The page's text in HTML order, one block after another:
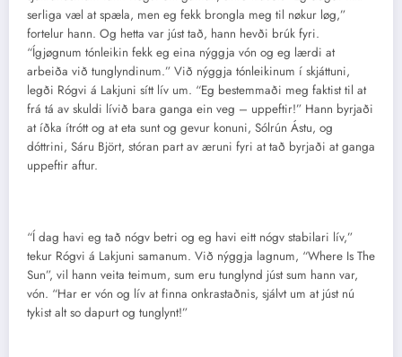
serliga væl at spæla, men eg fekk brongla meg til nøkur løg,”
fortelur hann. Og hetta var júst tað, hann hevði brúk fyri.
“Ígjøgnum tónleikin fekk eg eina nýggja vón og eg lærdi at
arbeiða við tunglyndinum.” Við nýggja tónleikinum í skjáttuni,
legði Rógvi á Lakjuni sítt lív um. “Eg bestemmaði meg faktist til at
frá tá av skuldi lívið bara ganga ein veg – uppeftir!” Hann byrjaði
at íðka ítrótt og at eta sunt og gevur konuni, Sólrún Ástu, og
dóttrini, Sáru Björt, stóran part av æruni fyri at tað byrjaði at ganga
uppeftir aftur.
“Í dag havi eg tað nógv betri og eg havi eitt nógv stabilari lív,”
tekur Rógvi á Lakjuni samanum. Við nýggja lagnum, “Where Is The
Sun”, vil hann veita teimum, sum eru tunglynd júst sum hann var,
vón. “Har er vón og lív at finna onkrastaðnis, sjálvt um at júst nú
tykist alt so dapurt og tunglynt!”